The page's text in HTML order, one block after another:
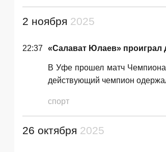
2 ноября 2025
22:37 «Салават Юлаев»
В Уфе прошел матч
действующий чемпион
спорт
26 октября 2025